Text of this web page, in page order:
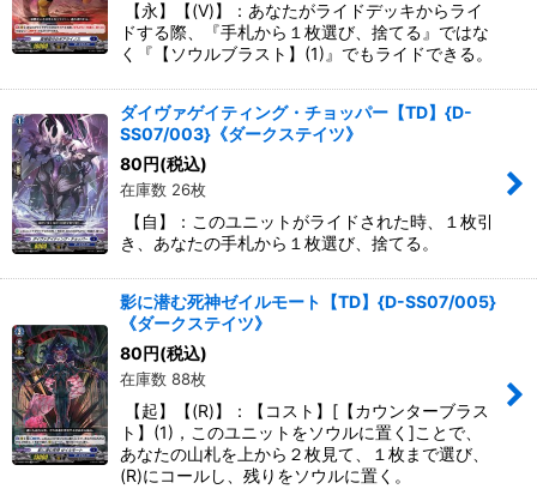
【永】【(V)】：あなたがライドデッキからライ
ドする際、『手札から１枚選び、捨てる』ではな
く『【ソウルブラスト】(1)』でもライドできる。
ダイヴァゲイティング・チョッパー【TD】{D-
SS07/003}《ダークステイツ》
80円(税込)
在庫数 26枚
【自】：このユニットがライドされた時、１枚引
き、あなたの手札から１枚選び、捨てる。
影に潜む死神ゼイルモート【TD】{D-SS07/005}
《ダークステイツ》
80円(税込)
在庫数 88枚
【起】【(R)】：【コスト】[【カウンターブラス
ト】(1)，このユニットをソウルに置く]ことで、
あなたの山札を上から２枚見て、１枚まで選び、
(R)にコールし、残りをソウルに置く。